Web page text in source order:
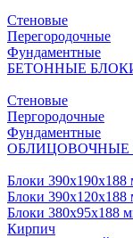
Стеновые
Перегородочные
Фундаментные
БЕТОННЫЕ
Стеновые
Пергородочные
Фундаментные
ОБЛИЦОВОЧНЫЕ
Блоки 390х190х188
Блоки 390х120х188
Блоки 380х95х188
Кирпич